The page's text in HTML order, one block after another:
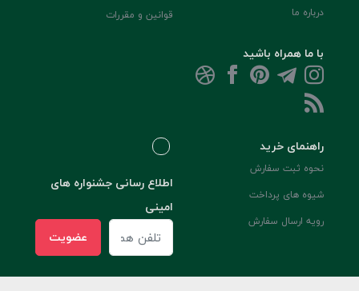
درباره ما
با ما همراه باشید
قوانین و مقررات
راهنمای خرید
نحوه ثبت سفارش
شیوه های پرداخت
رویه ارسال سفارش
اطلاع رسانی جشنواره های
امینی
عضویت